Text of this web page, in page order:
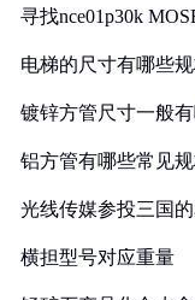
寻找nce01p30k
电梯的尺寸有哪些
镀锌方管尺寸一般
铝方管有哪些常见
光线传媒参投三国
横担型号对应重量